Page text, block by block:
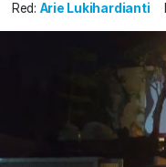
Red: Arie Lukihardianti